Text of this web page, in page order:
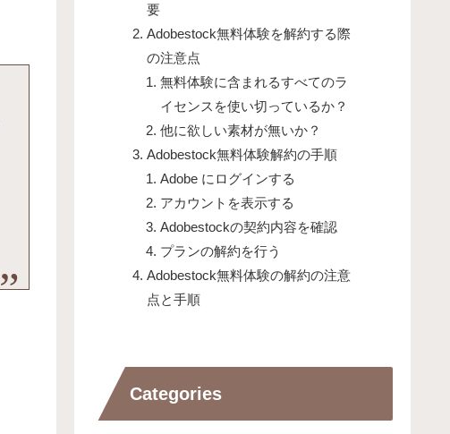
要
Adobestock無料体験を解約する際
の注意点
無料体験に含まれるすべてのラ
イセンスを使い切っているか？
他に欲しい素材が無いか？
Adobestock無料体験解約の手順
Adobe にログインする
アカウントを表示する
Adobestockの契約内容を確認
プランの解約を行う
Adobestock無料体験の解約の注意
点と手順
Categories